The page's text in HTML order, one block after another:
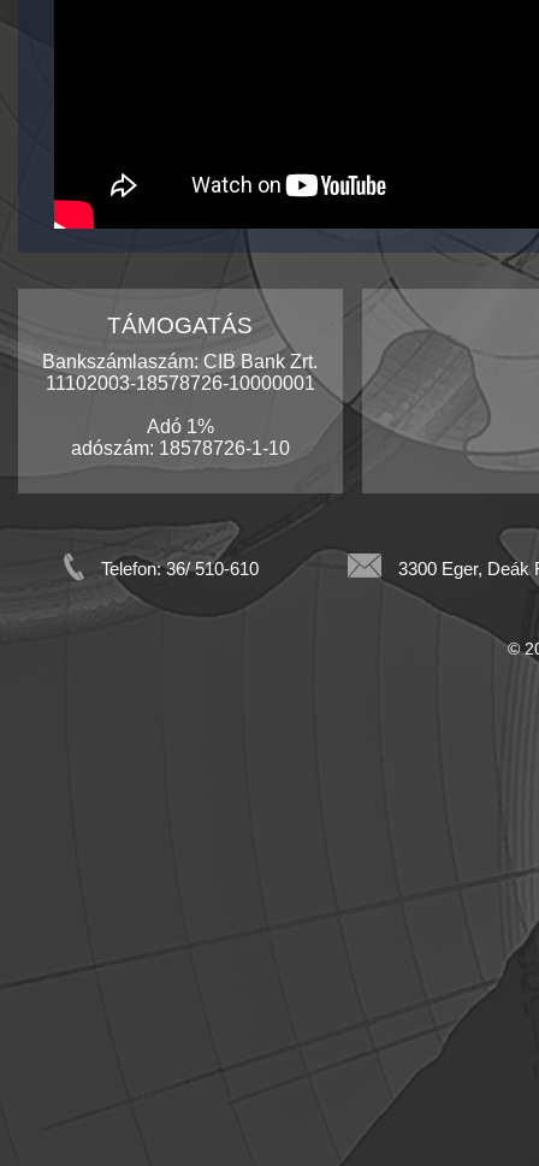
TÁMOGATÁS
Bankszámlaszám: CIB Bank Zrt.
11102003-18578726-10000001
Adó 1%
adószám: 18578726-1-10
Telefon: 36/ 510-610 3300 Eger, Deák
©